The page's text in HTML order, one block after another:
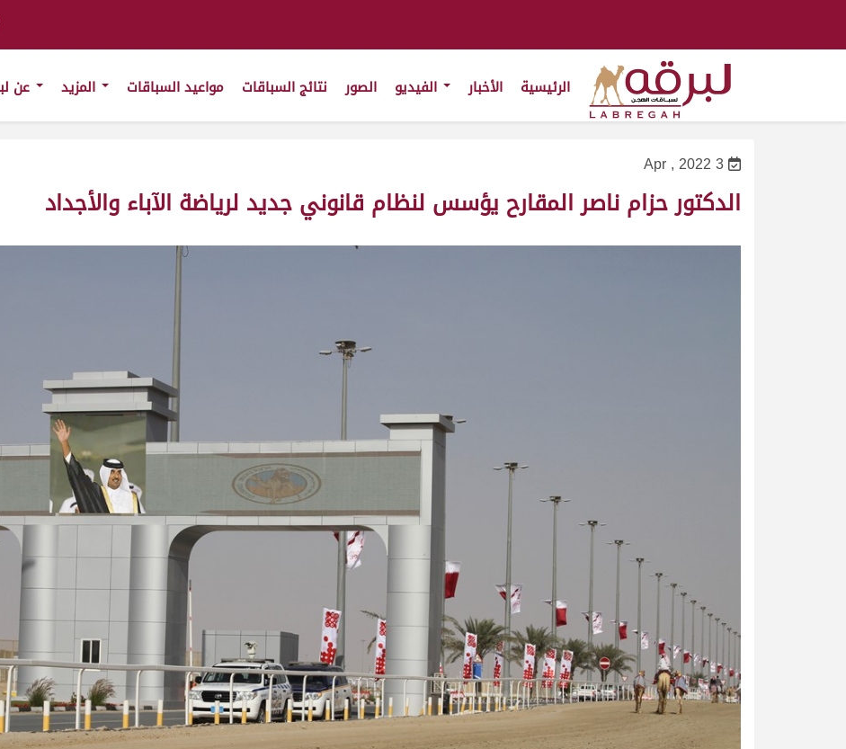
الرئيسية الأخبار الصور نتائج السباقات مواعيد السباقات
3 Apr , 2022
الدكتور حزام ناصر المقارح يؤسس لنظام قانوني جديد لرياضة الآباء والأجداد